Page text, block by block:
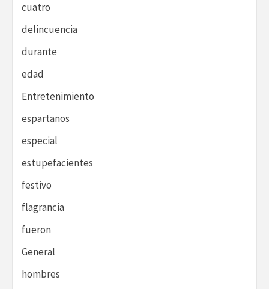
cuatro
delincuencia
durante
edad
Entretenimiento
espartanos
especial
estupefacientes
festivo
flagrancia
fueron
General
hombres